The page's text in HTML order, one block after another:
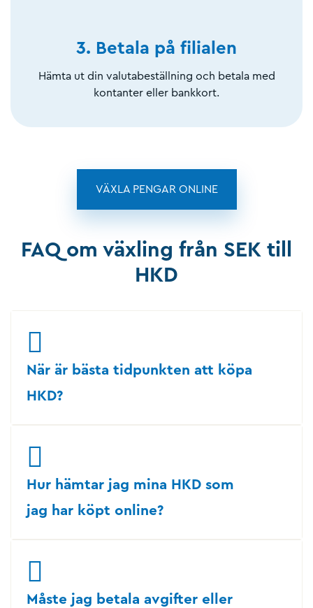
3. Betala på filialen
Hämta ut din valutabeställning och betala med
kontanter eller bankkort.
VÄXLA PENGAR ONLINE
FAQ om växling från SEK till
HKD
När är bästa tidpunkten att köpa
HKD?
Hur hämtar jag mina HKD som
jag har köpt online?
Måste jag betala avgifter eller